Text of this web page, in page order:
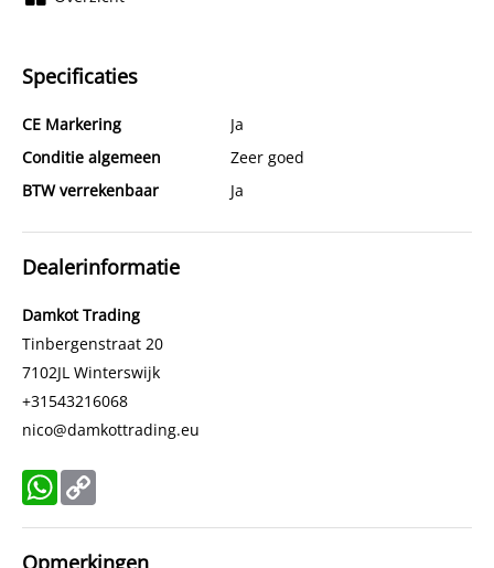
Specificaties
CE Markering
Ja
Conditie algemeen
Zeer goed
BTW verrekenbaar
Ja
Dealerinformatie
Damkot Trading
Tinbergenstraat 20
7102JL Winterswijk
+31543216068
nico@damkottrading.eu
WhatsApp
Link
Opmerkingen